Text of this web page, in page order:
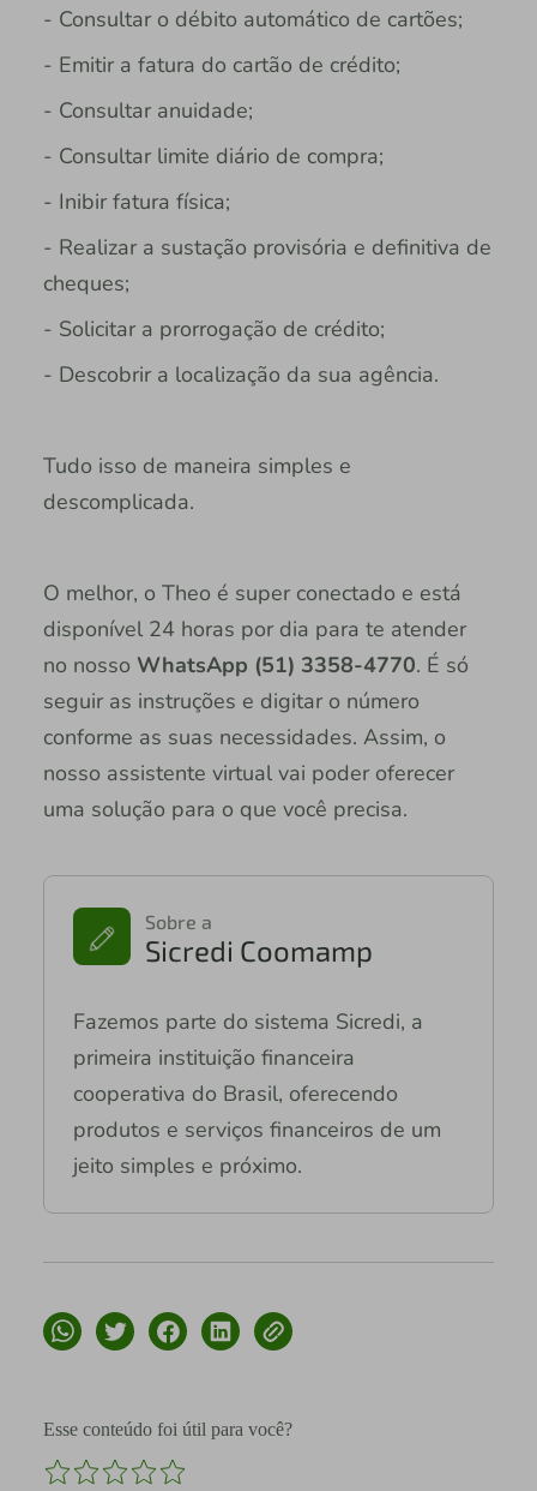
- Consultar o débito automático de cartões;
- Emitir a fatura do cartão de crédito;
- Consultar anuidade;
- Consultar limite diário de compra;
- Inibir fatura física;
- Realizar a sustação provisória e definitiva de
cheques;
- Solicitar a prorrogação de crédito;
- Descobrir a localização da sua agência.
Tudo isso de maneira simples e
descomplicada.
O melhor, o Theo é super conectado e está
disponível 24 horas por dia para te atender
no nosso WhatsApp (51) 3358-4770. É só
seguir as instruções e digitar o número
conforme as suas necessidades. Assim, o
nosso assistente virtual vai poder oferecer
uma solução para o que você precisa.
Sobre a
Sicredi Coomamp
Fazemos parte do sistema Sicredi, a
primeira instituição financeira
cooperativa do Brasil, oferecendo
produtos e serviços financeiros de um
jeito simples e próximo.
Esse conteúdo foi útil para você?